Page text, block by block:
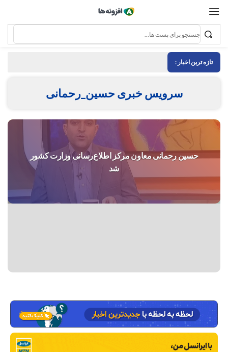
تازه ترین اخبار :
سرویس خبری حسین_رحمانی
حسین رحمانی معاون مرکز اطلاع‌رسانی وزارت کشور
شد